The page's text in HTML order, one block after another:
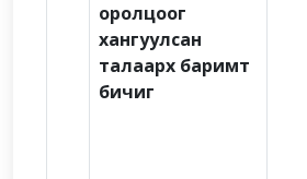
оролцоог
хангуулсан
талаарх баримт
бичиг